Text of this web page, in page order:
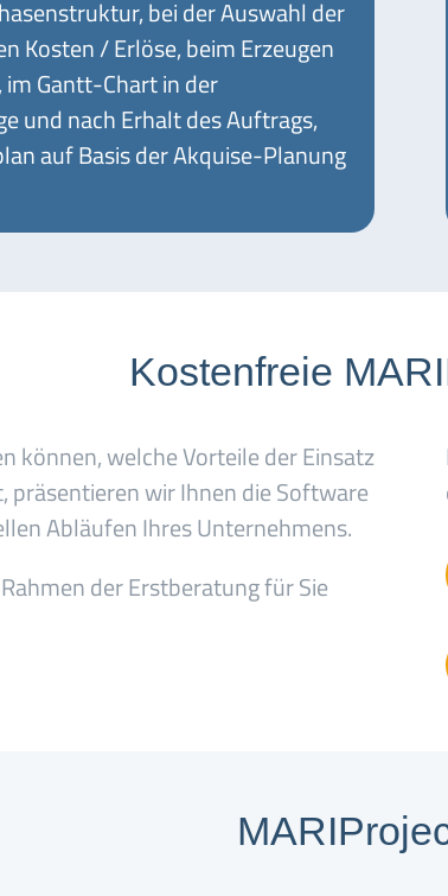
bei der Auswahl der
Kosten / Erlöse, beim Erzeugen
Gantt-Chart in der
und nach Erhalt des Auftrags,
auf Basis der Akquise-Planung
Kostenfreie
können, welche Vorteile der Einsatz
präsentieren wir Ihnen die Software
Abläufen Ihres Unternehmens.
der Erstberatung für Sie